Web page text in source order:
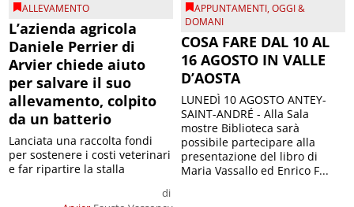
ALLEVAMENTO
L’azienda agricola
Daniele Perrier di
Arvier chiede aiuto
per salvare il suo
allevamento, colpito
da un batterio
di
Lanciata una raccolta fondi
per sostenere i costi veterinari
e far ripartire la stalla
APPUNTAMENTI,OGGI &
DOMANI
COSA FARE DAL 10 AL
16 AGOSTO IN VALLE
D’AOSTA
LUNEDÌ 10 AGOSTO ANTEY-
SAINT-ANDRÉ - Alla Sala
mostre Biblioteca sarà
possibile partecipare alla
presentazione del libro di
Maria Vassallo ed Enrico F...